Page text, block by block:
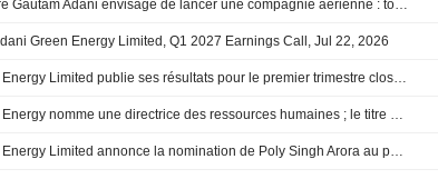
Le milliardaire Gautam Adani envisage de lancer une compagnie aérienne : tour d'horizon de son empire
Green Energy Limited, Q1 2027 Earnings Call, Jul 22, 2026
Adani Green Energy Limited publie ses résultats pour le premier trimestre clos le 30 juin 2026
Adani Green Energy nomme une directrice des ressources humaines ; le titre plonge de 5 %
Adani Green Energy Limited annonce la nomination de Poly Singh Arora au poste de directrice des ressources humaines, à compter du 22 juillet 2026